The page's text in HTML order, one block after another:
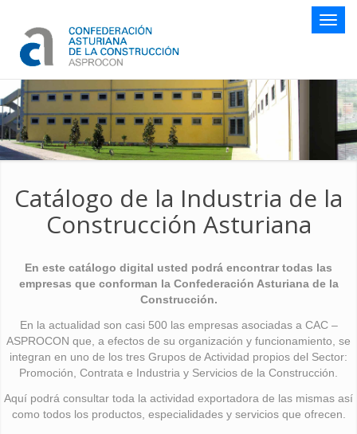
Botón
Catálogo de la Industria de la
Construcción Asturiana
En este catálogo digital usted podrá encontrar todas las
empresas que conforman la Confederación Asturiana de la
Construcción.
En la actualidad son casi 500 las empresas asociadas a CAC –
ASPROCON que, a efectos de su organización y funcionamiento, se
integran en uno de los tres Grupos de Actividad propios del Sector:
Promoción, Contrata e Industria y Servicios de la Construcción.
Aquí podrá consultar toda la actividad exportadora de las mismas así
como todos los productos, especialidades y servicios que ofrecen.